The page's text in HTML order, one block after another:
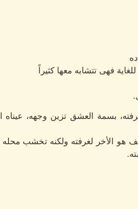
فهى تتشابه معها كثيراً
بسمة العشق تزين وجهه، عيناه
هو الأخر لغرفته ولكنه تخشب